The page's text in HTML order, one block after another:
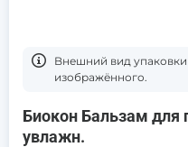
Bнешний вид
изображённого.
Биокон Бальзам для
увлажн.